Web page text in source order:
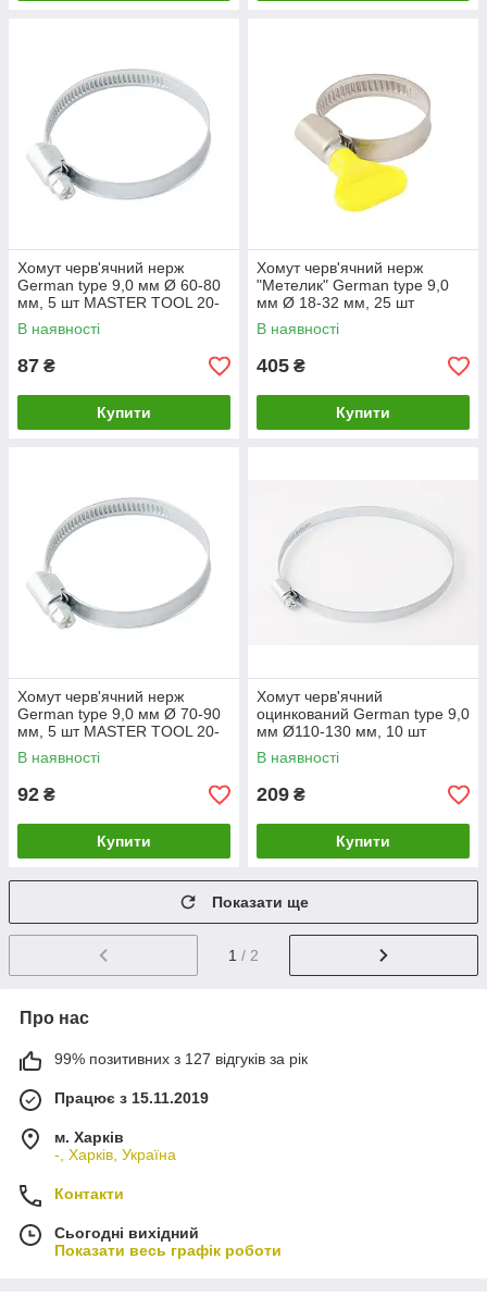
Хомут черв'ячний нерж
German type 9,0 мм Ø 60-80
мм, 5 шт MASTER TOOL 20-
1946
В наявності
87 ₴
Купити
Хомут черв'ячний нерж
"Метелик" German type 9,0
мм Ø 18-32 мм, 25 шт
MASTER TOOL 20-1998
В наявності
405 ₴
Купити
Хомут черв'ячний нерж
German type 9,0 мм Ø 70-90
мм, 5 шт MASTER TOOL 20-
1947
В наявності
92 ₴
Купити
Хомут черв'ячний
оцинкований German type 9,0
мм Ø110-130 мм, 10 шт
MASTERTOOL 20-1990
В наявності
209 ₴
Купити
Показати ще
1 / 2
Про нас
99% позитивних з 127 відгуків за рік
Працює з 15.11.2019
м. Харків
-, Харків, Україна
Контакти
Сьогодні вихідний
Показати весь графік роботи